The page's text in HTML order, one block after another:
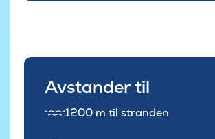
Avstander til
1200 m til stranden